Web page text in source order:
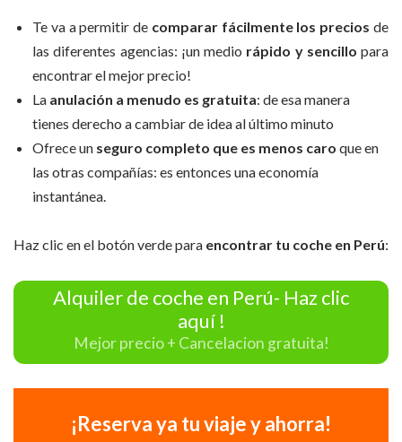
Te va a permitir de comparar fácilmente los precios de
las diferentes agencias: ¡un medio rápido y sencillo para
encontrar el mejor precio!
La anulación a menudo es gratuita: de esa manera
tienes derecho a cambiar de idea al último minuto
Ofrece un seguro completo que es menos caro que en
las otras compañías: es entonces una economía
instantánea.
Haz clic en el botón verde para encontrar tu coche en Perú:
Alquiler de coche en Perú- Haz clic
aquí !
Mejor precio + Cancelacion gratuita!
¡Reserva ya tu viaje y ahorra!